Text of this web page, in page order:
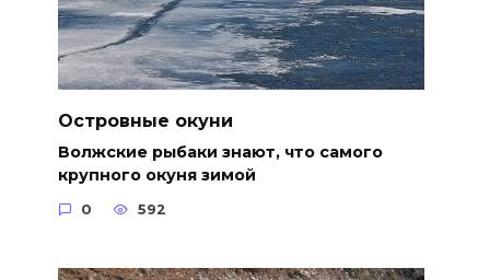
Островные окуни
Волжские рыбаки знают, что самого
крупного окуня зимой
0 592